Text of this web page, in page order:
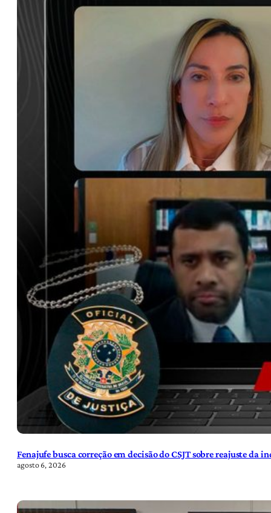
Fenajufe busca correção em decisão do CSJT sobre reajuste da
agosto 6, 2026